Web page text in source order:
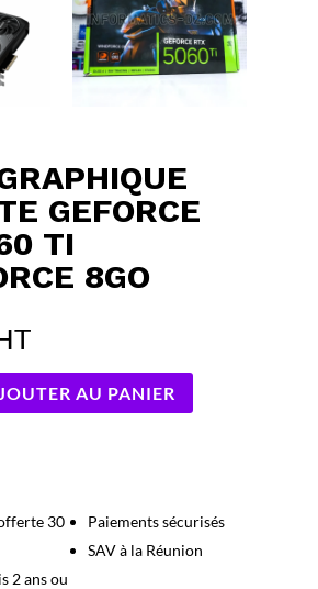
GEFORCE
TI
8GO
AU PANIER
30
2 ans ou
Paiements sécurisés
SAV à la Réunion